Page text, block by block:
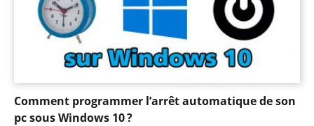
Comment programmer l’arrêt automatique de son
pc sous Windows 10 ?